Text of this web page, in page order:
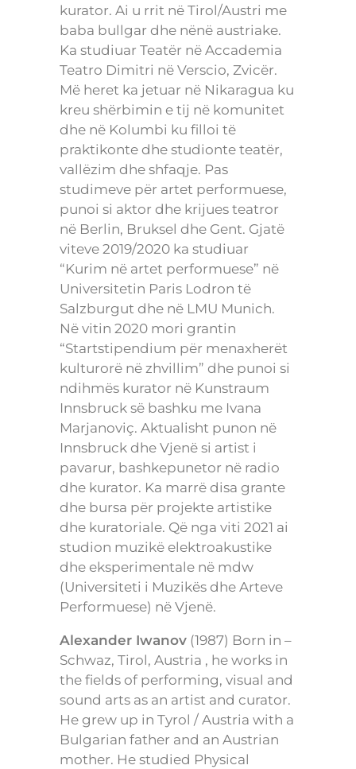
kurator. Ai u rrit në Tirol/Austri me
baba bullgar dhe nënë austriake.
Ka studiuar Teatër në Accademia
Teatro Dimitri në Verscio, Zvicër.
Më heret ka jetuar në Nikaragua ku
kreu shërbimin e tij në komunitet
dhe në Kolumbi ku filloi të
praktikonte dhe studionte teatër,
vallëzim dhe shfaqje. Pas
studimeve për artet performuese,
punoi si aktor dhe krijues teatror
në Berlin, Bruksel dhe Gent. Gjatë
viteve 2019/2020 ka studiuar
“Kurim në artet performuese” në
Universitetin Paris Lodron të
Salzburgut dhe në LMU Munich.
Në vitin 2020 mori grantin
“Startstipendium për menaxherët
kulturorë në zhvillim” dhe punoi si
ndihmës kurator në Kunstraum
Innsbruck së bashku me Ivana
Marjanoviç. Aktualisht punon në
Innsbruck dhe Vjenë si artist i
pavarur, bashkepunetor në radio
dhe kurator. Ka marrë disa grante
dhe bursa për projekte artistike
dhe kuratoriale. Që nga viti 2021 ai
studion muzikë elektroakustike
dhe eksperimentale në mdw
(Universiteti i Muzikës dhe Arteve
Performuese) në Vjenë.
Alexander Iwanov (1987) Born in –
Schwaz, Tirol, Austria , he works in
the fields of performing, visual and
sound arts as an artist and curator.
He grew up in Tyrol / Austria with a
Bulgarian father and an Austrian
mother. He studied Physical